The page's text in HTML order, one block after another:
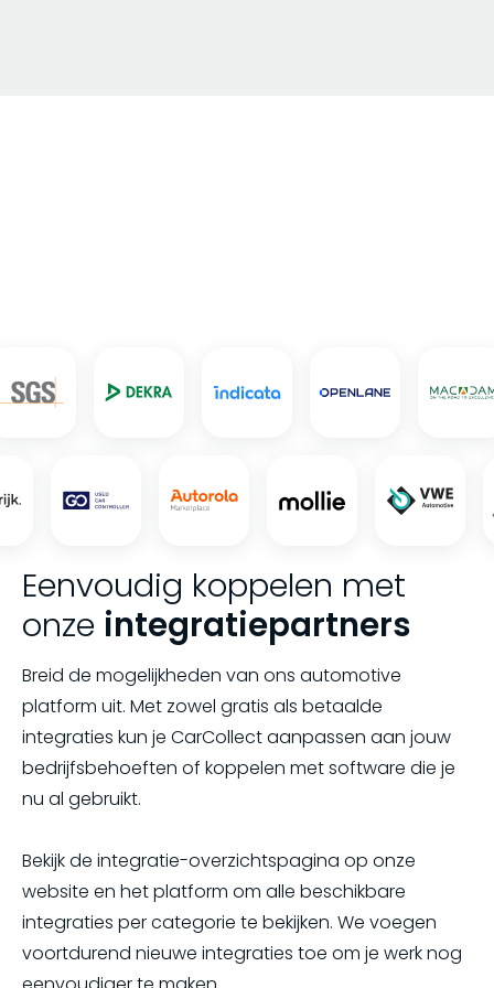
Eenvoudig koppelen met
onze integratiepartners
Breid de mogelijkheden van ons automotive
platform uit. Met zowel gratis als betaalde
integraties kun je CarCollect aanpassen aan jouw
bedrijfsbehoeften of koppelen met software die je
nu al gebruikt.
Bekijk de integratie-overzichtspagina op onze
website en het platform om alle beschikbare
integraties per categorie te bekijken. We voegen
voortdurend nieuwe integraties toe om je werk nog